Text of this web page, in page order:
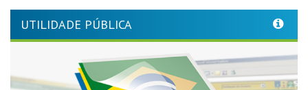
UTILIDADE PÚBLICA